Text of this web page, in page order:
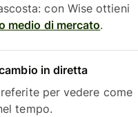
con Wise ottieni
medio di mercato.
in diretta
per vedere come
tempo.